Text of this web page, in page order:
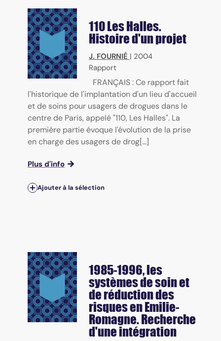
110 Les Halles.
Histoire d'un projet
J. FOURNIÉ | 2004
Rapport
FRANÇAIS : Ce rapport fait
l'historique de l'implantation d'un lieu d'accueil
et de soins pour usagers de drogues dans le
centre de Paris, appelé "110, Les Halles". La
première partie évoque l'évolution de la prise
en charge des usagers de drog[...]
Plus d'info
Ajouter à la sélection
1985-1996, les
systèmes de soin et
de réduction des
risques en Emilie-
Romagne. Recherche
d'une intégration